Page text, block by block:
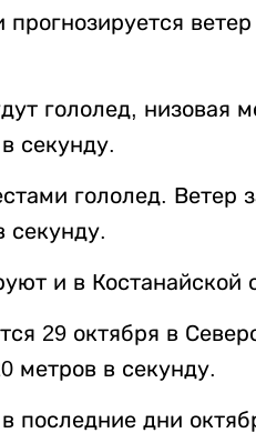
гололед, низовая
секунду.
гололед. Ветер
секунду.
и в Костанайской
29 октября в
метров в секунду.
последние дни